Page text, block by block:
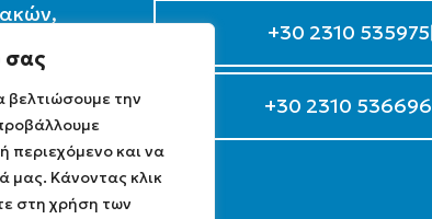
σας
βελτιώσουμε την
περιεχόμενο και να
μας. Κάνοντας κλικ
στη χρήση των
Ελλάδα.
+30 2310 535975
+30 2310 536696